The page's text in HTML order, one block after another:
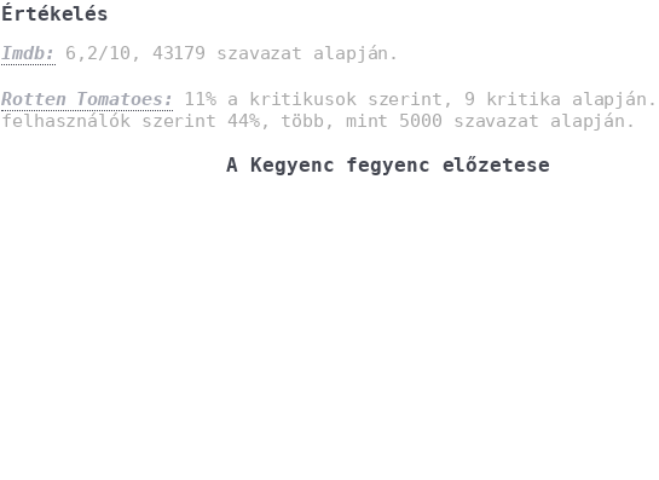
Értékelés
Imdb: 6,2/10, 43179 szavazat alapján.
Rotten Tomatoes:
11% a kritikusok szerint, 9 kritika alapján.
felhasználók szerint 44%, több, mint 5000 szavazat alapján.
A Kegyenc fegyenc előzetese